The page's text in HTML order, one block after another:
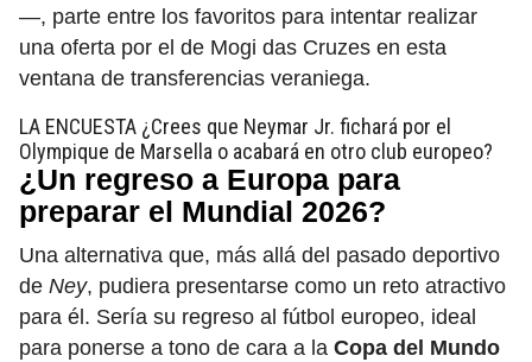
—, parte entre los favoritos para intentar realizar
una oferta por el de Mogi das Cruzes en esta
ventana de transferencias veraniega.
LA ENCUESTA ¿Crees que Neymar Jr. fichará por el
Olympique de Marsella o acabará en otro club europeo?
¿Un regreso a Europa para
preparar el Mundial 2026?
Una alternativa que, más allá del pasado deportivo
de Ney, pudiera presentarse como un reto atractivo
para él. Sería su regreso al fútbol europeo, ideal
para ponerse a tono de cara a la Copa del Mundo